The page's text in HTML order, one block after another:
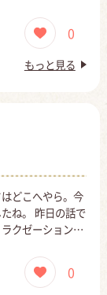
0
もっと見る
どこへやら。今
ね。 昨日の話で
クゼーション…
0